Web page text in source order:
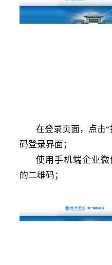
在登录页面，点击
码登录界面；
使用手机端企业
的二维码；